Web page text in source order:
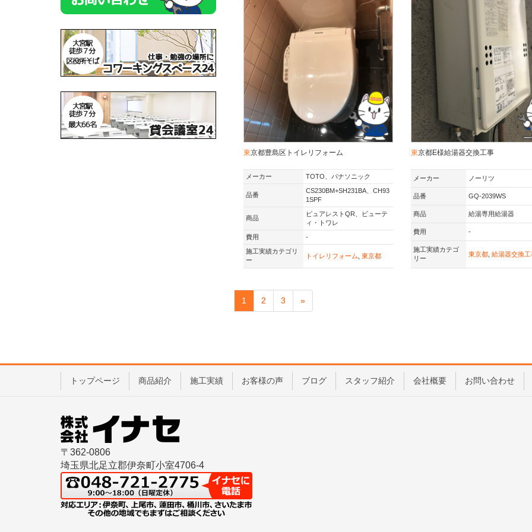
東京都豊島区トイレリフォーム
メーカー TOTO、パナソニック
品番
CS230BM+SH231BA、CH93
1SPF
商品
ピュアレストQR、ビューテ
ィ・トワレ
費用
-
施工実績カテゴリ
ー
トイレリフォーム 東京都
東京都E様給湯器交換工事
メーカー ノーリツ
品番 GQ-2039WS
商品 給湯専用給湯器
費用 -
施工実績カテゴ
リー
東京都, 給湯器交換工
1 2 3 »
トップページ 商品紹介 施工実績 お客様の声 ブログ スタッフ紹介 会社概要 お問い合わせ
〒362-0806
埼玉県北足立郡伊奈町小室4706-4